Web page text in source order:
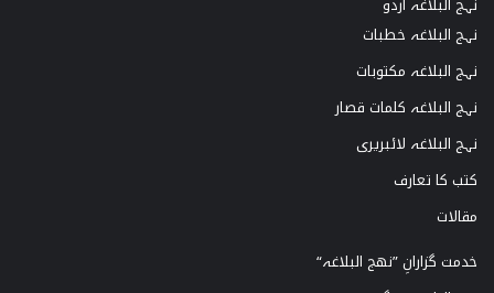
نہج البلاغہ خطبات
نہج البلاغہ مکتوبات
نہج البلاغہ کلمات قصار
نہج البلاغہ لائبریری
کتب کا تعارف
مقالات
خدمت گزارانِ ”نھج البلاغہ“